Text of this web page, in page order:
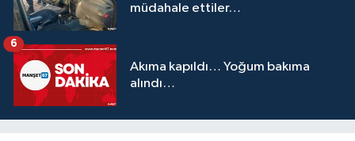
müdahale ettiler…
Akıma kapıldı… Yoğum bakıma
alındı…
6